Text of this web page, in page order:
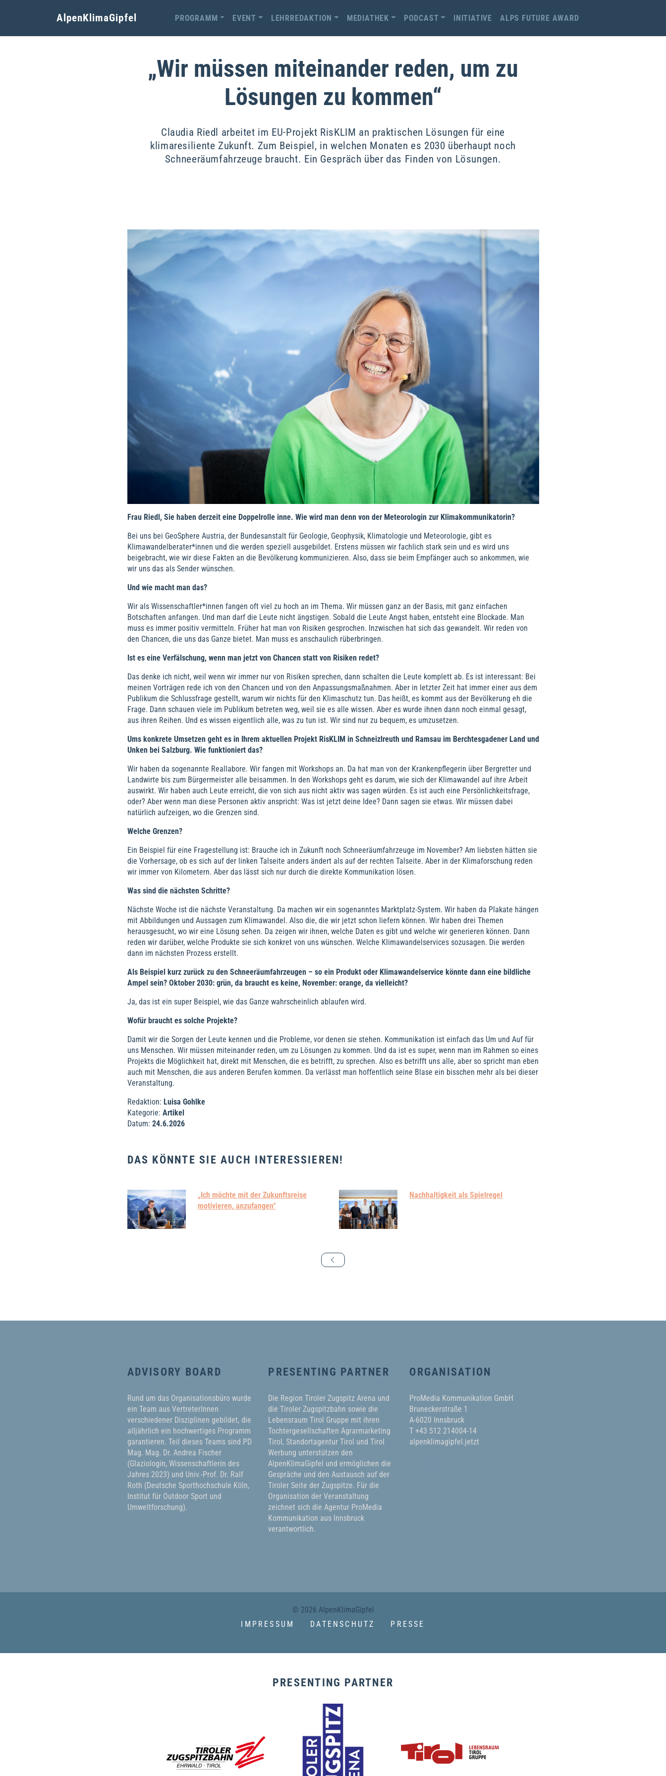
AlpenKlimaGipfel PROGRAMM EVENT LEHRREDAKTION MEDIATHEK PODCAST INITIATIVE ALPS FUTURE AWARD
„Wir müssen miteinander reden, um zu
Lösungen zu kommen“
Claudia Riedl arbeitet im EU-Projekt RisKLIM an praktischen Lösungen für eine
klimaresiliente Zukunft. Zum Beispiel, in welchen Monaten es 2030 überhaupt noch
Schneeräumfahrzeuge braucht. Ein Gespräch über das Finden von Lösungen.
Frau Riedl, Sie haben derzeit eine Doppelrolle inne. Wie wird man denn von der Meteorologin zur Klimakommunikatorin?
Bei uns bei GeoSphere Austria, der Bundesanstalt für Geologie, Geophysik, Klimatologie und Meteorologie, gibt es
Klimawandelberater*innen und die werden speziell ausgebildet. Erstens müssen wir fachlich stark sein und es wird uns
beigebracht, wie wir diese Fakten an die Bevölkerung kommunizieren. Also, dass sie beim Empfänger auch so ankommen, wie
wir uns das als Sender wünschen.
Und wie macht man das?
Wir als Wissenschaftler*innen fangen oft viel zu hoch an im Thema. Wir müssen ganz an der Basis, mit ganz einfachen
Botschaften anfangen. Und man darf die Leute nicht ängstigen. Sobald die Leute Angst haben, entsteht eine Blockade. Man
muss es immer positiv vermitteln. Früher hat man von Risiken gesprochen. Inzwischen hat sich das gewandelt. Wir reden von
den Chancen, die uns das Ganze bietet. Man muss es anschaulich rüberbringen.
Ist es eine Verfälschung, wenn man jetzt von Chancen statt von Risiken redet?
Das denke ich nicht, weil wenn wir immer nur von Risiken sprechen, dann schalten die Leute komplett ab. Es ist interessant: Bei
meinen Vorträgen rede ich von den Chancen und von den Anpassungsmaßnahmen. Aber in letzter Zeit hat immer einer aus dem
Publikum die Schlussfrage gestellt, warum wir nichts für den Klimaschutz tun. Das heißt, es kommt aus der Bevölkerung eh die
Frage. Dann schauen viele im Publikum betreten weg, weil sie es alle wissen. Aber es wurde ihnen dann noch einmal gesagt,
aus ihren Reihen. Und es wissen eigentlich alle, was zu tun ist. Wir sind nur zu bequem, es umzusetzen.
Ums konkrete Umsetzen geht es in Ihrem aktuellen Projekt RisKLIM in Schneizlreuth und Ramsau im Berchtesgadener Land und
Unken bei Salzburg. Wie funktioniert das?
Wir haben da sogenannte Reallabore. Wir fangen mit Workshops an. Da hat man von der Krankenpflegerin über Bergretter und
Landwirte bis zum Bürgermeister alle beisammen. In den Workshops geht es darum, wie sich der Klimawandel auf ihre Arbeit
auswirkt. Wir haben auch Leute erreicht, die von sich aus nicht aktiv was sagen würden. Es ist auch eine Persönlichkeitsfrage,
oder? Aber wenn man diese Personen aktiv anspricht: Was ist jetzt deine Idee? Dann sagen sie etwas. Wir müssen dabei
natürlich aufzeigen, wo die Grenzen sind.
Welche Grenzen?
Ein Beispiel für eine Fragestellung ist: Brauche ich in Zukunft noch Schneeräumfahrzeuge im November? Am liebsten hätten sie
die Vorhersage, ob es sich auf der linken Talseite anders ändert als auf der rechten Talseite. Aber in der Klimaforschung reden
wir immer von Kilometern. Aber das lässt sich nur durch die direkte Kommunikation lösen.
Was sind die nächsten Schritte?
Nächste Woche ist die nächste Veranstaltung. Da machen wir ein sogenanntes Marktplatz-System. Wir haben da Plakate hängen
mit Abbildungen und Aussagen zum Klimawandel. Also die, die wir jetzt schon liefern können. Wir haben drei Themen
herausgesucht, wo wir eine Lösung sehen. Da zeigen wir ihnen, welche Daten es gibt und welche wir generieren können. Dann
reden wir darüber, welche Produkte sie sich konkret von uns wünschen. Welche Klimawandelservices sozusagen. Die werden
dann im nächsten Prozess erstellt.
Als Beispiel kurz zurück zu den Schneeräumfahrzeugen – so ein Produkt oder Klimawandelservice könnte dann eine bildliche
Ampel sein? Oktober 2030: grün, da braucht es keine, November: orange, da vielleicht?
Ja, das ist ein super Beispiel, wie das Ganze wahrscheinlich ablaufen wird.
Wofür braucht es solche Projekte?
Damit wir die Sorgen der Leute kennen und die Probleme, vor denen sie stehen. Kommunikation ist einfach das Um und Auf für
uns Menschen. Wir müssen miteinander reden, um zu Lösungen zu kommen. Und da ist es super, wenn man im Rahmen so eines
Projekts die Möglichkeit hat, direkt mit Menschen, die es betrifft, zu sprechen. Also es betrifft uns alle, aber so spricht man eben
auch mit Menschen, die aus anderen Berufen kommen. Da verlässt man hoffentlich seine Blase ein bisschen mehr als bei dieser
Veranstaltung.
Redaktion: Luisa Gohlke
Kategorie: Artikel
Datum: 24.6.2026
DAS KÖNNTE SIE AUCH INTERESSIEREN!
„Ich möchte mit der Zukunftsreise
motivieren, anzufangen“
Nachhaltigkeit als Spielregel
ADVISORY BOARD
Rund um das Organisationsbüro wurde
ein Team aus VertreterInnen
verschiedener Disziplinen gebildet, die
alljährlich ein hochwertiges Programm
garantieren. Teil dieses Teams sind PD
Mag. Mag. Dr. Andrea Fischer
(Glaziologin, Wissenschaftlerin des
Jahres 2023) und Univ.-Prof. Dr. Ralf
Roth (Deutsche Sporthochschule Köln,
Institut für Outdoor Sport und
Umweltforschung).
PRESENTING PARTNER
Die Region Tiroler Zugspitz Arena und
die Tiroler Zugspitzbahn sowie die
Lebensraum Tirol Gruppe mit ihren
Tochtergesellschaften Agrarmarketing
Tirol, Standortagentur Tirol und Tirol
Werbung unterstützen den
AlpenKlimaGipfel und ermöglichen die
Gespräche und den Austausch auf der
Tiroler Seite der Zugspitze. Für die
Organisation der Veranstaltung
zeichnet sich die Agentur ProMedia
Kommunikation aus Innsbruck
verantwortlich.
ORGANISATION
ProMedia Kommunikation GmbH
Bruneckerstraße 1
A-6020 Innsbruck
T +43 512 214004-14
alpenklimagipfel.jetzt
© 2026 AlpenKlimaGipfel
IMPRESSUM
DATENSCHUTZ PRESSE
PRESENTING PARTNER